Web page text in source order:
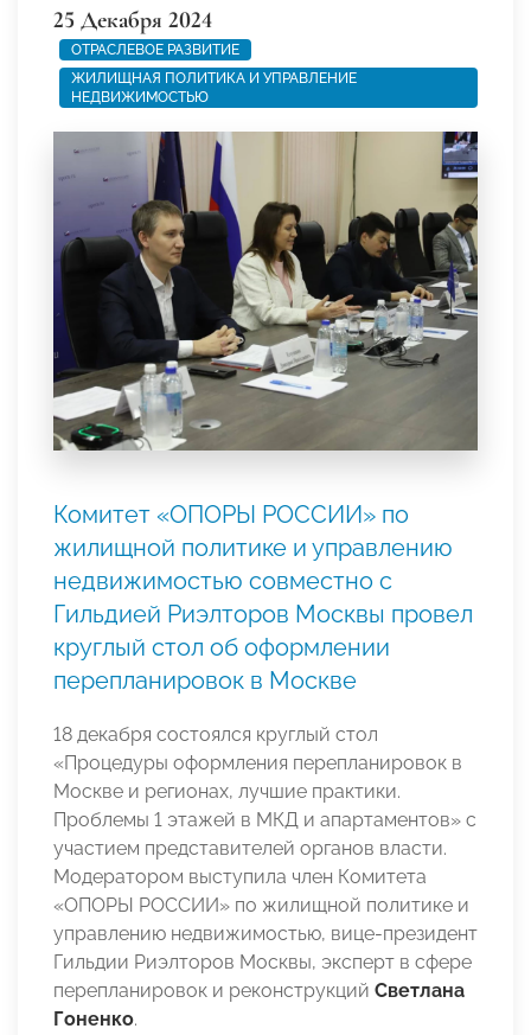
25 Декабря 2024
ОТРАСЛЕВОЕ РАЗВИТИЕ
ЖИЛИЩНАЯ ПОЛИТИКА И УПРАВЛЕНИЕ
НЕДВИЖИМОСТЬЮ
Комитет «ОПОРЫ РОССИИ» по
жилищной политике и управлению
недвижимостью совместно с
Гильдией Риэлторов Москвы провел
круглый стол об оформлении
перепланировок в Москве
18 декабря состоялся круглый стол
«Процедуры оформления перепланировок в
Москве и регионах, лучшие практики.
Проблемы 1 этажей в МКД и апартаментов» с
участием представителей органов власти.
Модератором выступила член Комитета
«ОПОРЫ РОССИИ» по жилищной политике и
управлению недвижимостью, вице-президент
Гильдии Риэлторов Москвы, эксперт в сфере
перепланировок и реконструкций Светлана
Гоненко.